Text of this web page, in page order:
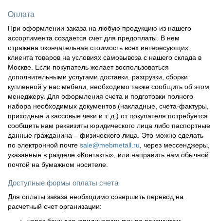
Оплата
При оформлении заказа на любую продукцию из нашего
ассортимента создается счет для предоплаты. В нем
отражена окончательная стоимость всех интересующих
клиента товаров на условиях самовывоза с нашего склада в
Москве. Если покупатель желает воспользоваться
дополнительными услугами доставки, разгрузки, сборки
купленной у нас мебели, необходимо также сообщить об этом
менеджеру. Для оформления счета и подготовки полного
набора необходимых документов (накладные, счета-фактуры,
приходные и кассовые чеки и т. д.) от покупателя потребуется
сообщить нам реквизиты юридического лица либо паспортные
данные гражданина – физического лица. Это можно сделать
по электронной почте sale@mebmetall.ru , через мессенджеры,
указанные в разделе «Контакты», или направить нам обычной
почтой на бумажном носителе.
Доступные формы оплаты счета
Для оплаты заказа необходимо совершить перевод на
расчетный счет организации: